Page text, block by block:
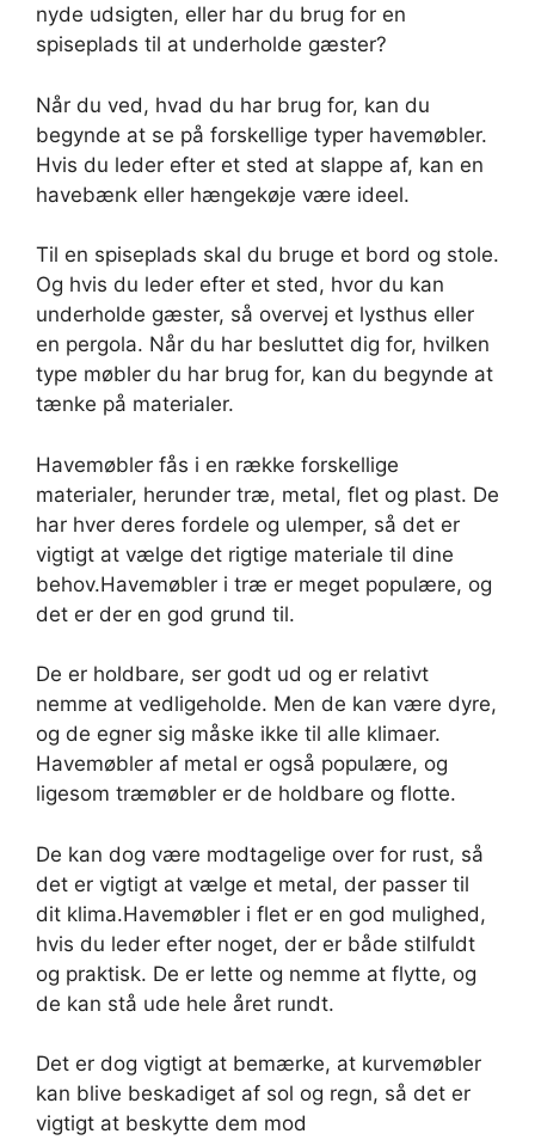
nyde udsigten, eller har du brug for en
spiseplads til at underholde gæster?
Når du ved, hvad du har brug for, kan du
begynde at se på forskellige typer havemøbler.
Hvis du leder efter et sted at slappe af, kan en
havebænk eller hængekøje være ideel.
Til en spiseplads skal du bruge et bord og stole.
Og hvis du leder efter et sted, hvor du kan
underholde gæster, så overvej et lysthus eller
en pergola. Når du har besluttet dig for, hvilken
type møbler du har brug for, kan du begynde at
tænke på materialer.
Havemøbler fås i en række forskellige
materialer, herunder træ, metal, flet og plast. De
har hver deres fordele og ulemper, så det er
vigtigt at vælge det rigtige materiale til dine
behov.Havemøbler i træ er meget populære, og
det er der en god grund til.
De er holdbare, ser godt ud og er relativt
nemme at vedligeholde. Men de kan være dyre,
og de egner sig måske ikke til alle klimaer.
Havemøbler af metal er også populære, og
ligesom træmøbler er de holdbare og flotte.
De kan dog være modtagelige over for rust, så
det er vigtigt at vælge et metal, der passer til
dit klima.Havemøbler i flet er en god mulighed,
hvis du leder efter noget, der er både stilfuldt
og praktisk. De er lette og nemme at flytte, og
de kan stå ude hele året rundt.
Det er dog vigtigt at bemærke, at kurvemøbler
kan blive beskadiget af sol og regn, så det er
vigtigt at beskytte dem mod